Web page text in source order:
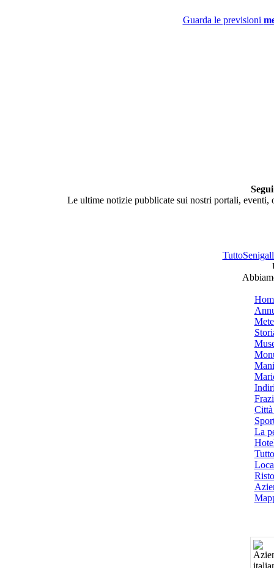
Guarda le previsioni
Le ultime notizie pubblicate sui nostri portali,
Città
La